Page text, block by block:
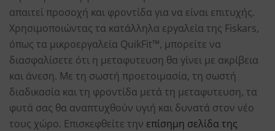
απαιτεί προσοχή και φροντίδα για να είναι επιτυχής.
Χρησιμοποιώντας τα κατάλληλα εργαλεία της Fiskars,
όπως τα μικροεργαλεία QuikFit™, μπορείτε να
διασφαλίσετε ότι η μεταφυτευση θα γίνει με ακρίβεια
και άνεση. Με τη σωστή προετοιμασία, τη σωστή
διαδικασία και τη φροντίδα μετά τη μεταφυτευση, τα
φυτά σας θα αναπτυχθούν υγιή και δυνατά στον νέο
τους χώρο. Επισκεφθείτε την επίσημη σελίδα της